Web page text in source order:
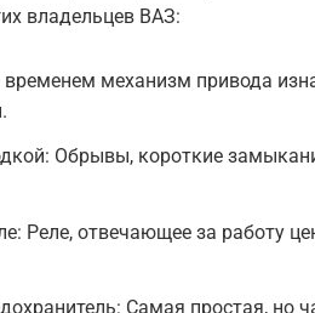
владельцев ВАЗ:
временем механизм привода
Обрывы, короткие
Реле, отвечающее за работу
Самая простая, но